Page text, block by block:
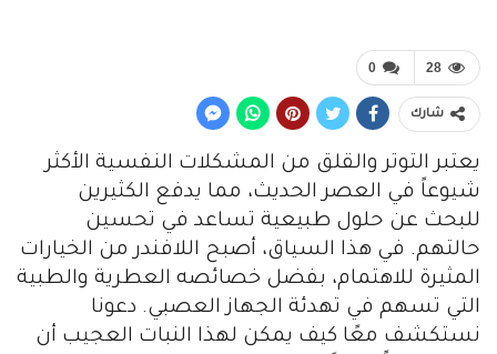
0 28
شارك
يعتبر التوتر والقلق من المشكلات النفسية الأكثر
شيوعاً في العصر الحديث، مما يدفع الكثيرين
للبحث عن حلول طبيعية تساعد في تحسين
حالتهم. في هذا السياق، أصبح اللافندر من الخيارات
المثيرة للاهتمام، بفضل خصائصه العطرية والطبية
التي تسهم في تهدئة الجهاز العصبي. دعونا
نستكشف معًا كيف يمكن لهذا النبات العجيب أن